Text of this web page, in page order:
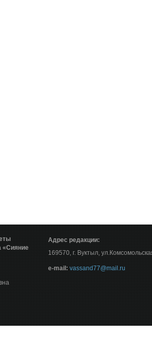
«Сияние
Адрес редакции:
169570, г. Вуктыл,
е-mail: vassand77@mail.ru